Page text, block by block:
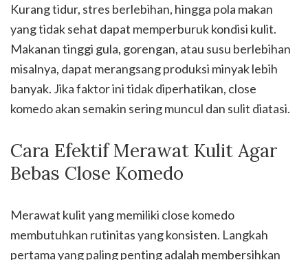
Kurang tidur, stres berlebihan, hingga pola makan
yang tidak sehat dapat memperburuk kondisi kulit.
Makanan tinggi gula, gorengan, atau susu berlebihan
misalnya, dapat merangsang produksi minyak lebih
banyak. Jika faktor ini tidak diperhatikan, close
komedo akan semakin sering muncul dan sulit diatasi.
Cara Efektif Merawat Kulit Agar
Bebas Close Komedo
Merawat kulit yang memiliki close komedo
membutuhkan rutinitas yang konsisten. Langkah
pertama yang paling penting adalah membersihkan